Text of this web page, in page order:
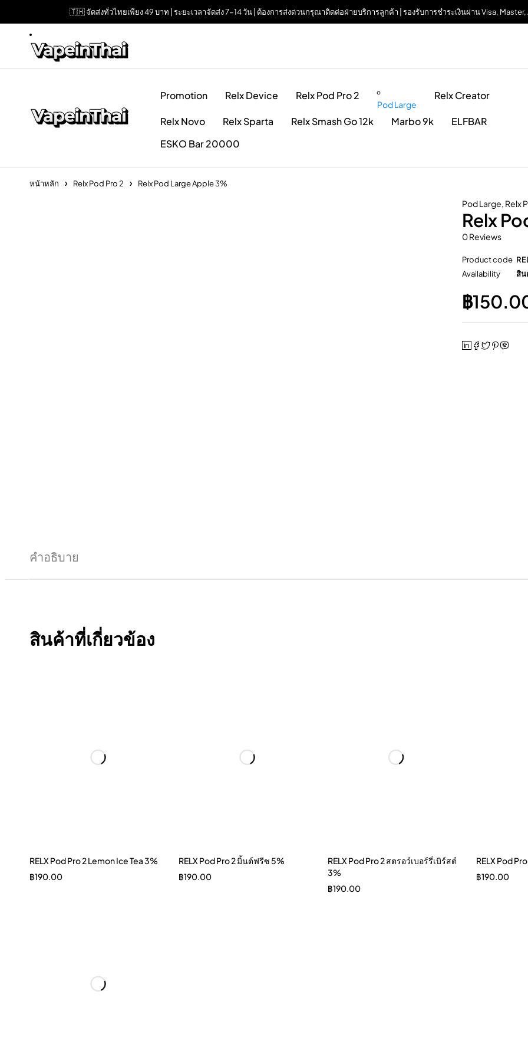
🇹🇭 จัดส่งทั่วไทยเพียง 49 บาท | ระยะเวลาจัดส่ง 7-14 วัน | ต้องการส่งด่วนกรุณาติดต่อฝ่ายบริการลูกค้า | รองรับการชำระเงินผ่าน Visa, Master,
Promotion Relx Device Relx Pod Pro 2
Pod Large
Relx Creator
Relx Novo Relx Sparta Relx Smash Go 12k Marbo 9k
ELFBAR
ESKO Bar 20000
หน้าหลัก Relx Pod Pro 2 Relx Pod Large Apple 3%
Pod Large, Relx
Relx
0 Reviews
Product code
Availability
สิน
฿
คำอธิบาย
สินค้าที่เกี่ยวข้อง
RELX Pod Pro 2 Lemon Ice Tea 3%
฿190.00
RELX Pod Pro 2 มิ้นต์ฟรีซ 5%
฿190.00
RELX Pod Pro 2 สตรอว์เบอร์รี่เบิร์สต์
3%
฿190.00
RELX Pod
฿190.00